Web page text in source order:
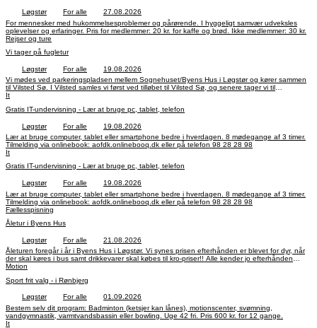
Løgstør For alle
27.08.2026
For mennesker med hukommelsesproblemer og pårørende. I hyggeligt samvær udveksles
oplevelser og erfaringer. Pris for medlemmer: 20 kr. for kaffe og brød. Ikke medlemmer: 30 kr.
Rejser og ture
Vi tager på fugletur
Løgstør For alle
19.08.2026
Vi mødes ved parkeringspladsen mellem Sognehuset/Byens Hus i Løgstør og kører sammen
til Vilsted Sø. I Vilsted samles vi først ved tilløbet til Vilsted Sø, og senere tager vi til
fugletårnet ved søens midte. Turen tager 2-3 timer. Tag gerne kikkert og kaffe med.
Vilsted. Fugletårnet kan også bruges med kørestol. Af hensyn til pladsen i fugletårnet
arrangeres flere ture. Derfor er tilmelding nødvendig til Torsten Hansen, 29437118 eller
torsten@jo-hansen.dk. Der er også mulighed for online tilmelding. Tilmelding sker efter først til
mølle princippet. Turen er gratis.
It
Gratis IT-undervisning - Lær at bruge pc, tablet, telefon
Løgstør For alle
19.08.2026
Lær at bruge computer, tablet eller smartphone bedre i hverdagen. 8 mødegange af 3 timer.
Tilmelding via onlinebook: aofdk.onlinebooq.dk eller på telefon 98 28 28 98
It
Gratis IT-undervisning - Lær at bruge pc, tablet, telefon
Løgstør For alle
19.08.2026
Lær at bruge computer, tablet eller smartphone bedre i hverdagen. 8 mødegange af 3 timer.
Tilmelding via onlinebook: aofdk.onlinebooq.dk eller på telefon 98 28 28 98
Fællesspisning
Åletur i Byens Hus
Løgstør For alle
21.08.2026
Åleturen foregår i år i Byens Hus i Løgstør. Vi synes prisen efterhånden er blevet for dyr, når
der skal køres i bus samt drikkevarer skal købes til kro-priser!! Alle kender jo efterhånden
vores venlige priser på drikkevarer i huset!! Pris: 225 kr. Tid: fredag, den 21. august 2026 kl.
Tilmelding er først gældende, når betaling er modtaget!! Betaling via MobilePay 34663 eller
600 eller mail: nilsson@b-nilsson.com
Motion
Sport frit valg - i Rønbjerg
Løgstør For alle
01.09.2026
Bestem selv dit program: Badminton (ketsjer kan lånes), motionscenter, svømning,
vandgymnastik, varmtvandsbassin eller bowling. Uge 42 fri. Pris 600 kr. for 12 gange.
It